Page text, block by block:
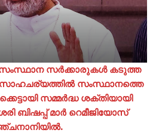
സംസ്ഥാന സർക്കാരുകൾ കടുത്ത
സംസ്ഥാനത്തെ
സമ്മർദ്ധ ശക്തിയായി
ബിഷപ്പ് മാർ റെമീജിയോസ്